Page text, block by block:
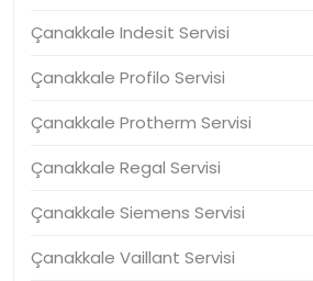
Çanakkale Indesit Servisi
Çanakkale Profilo Servisi
Çanakkale Protherm Servisi
Çanakkale Regal Servisi
Çanakkale Siemens Servisi
Çanakkale Vaillant Servisi